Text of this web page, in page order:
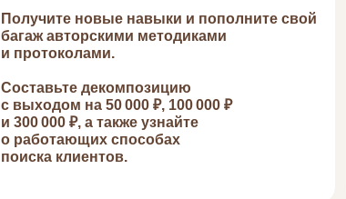
Получите новые навыки и пополните свой
багаж авторскими методиками
и протоколами.
Составьте декомпозицию
с выходом на 50 000 ₽, 100 000 ₽
и 300 000 ₽, а также узнайте
о работающих способах
поиска клиентов.